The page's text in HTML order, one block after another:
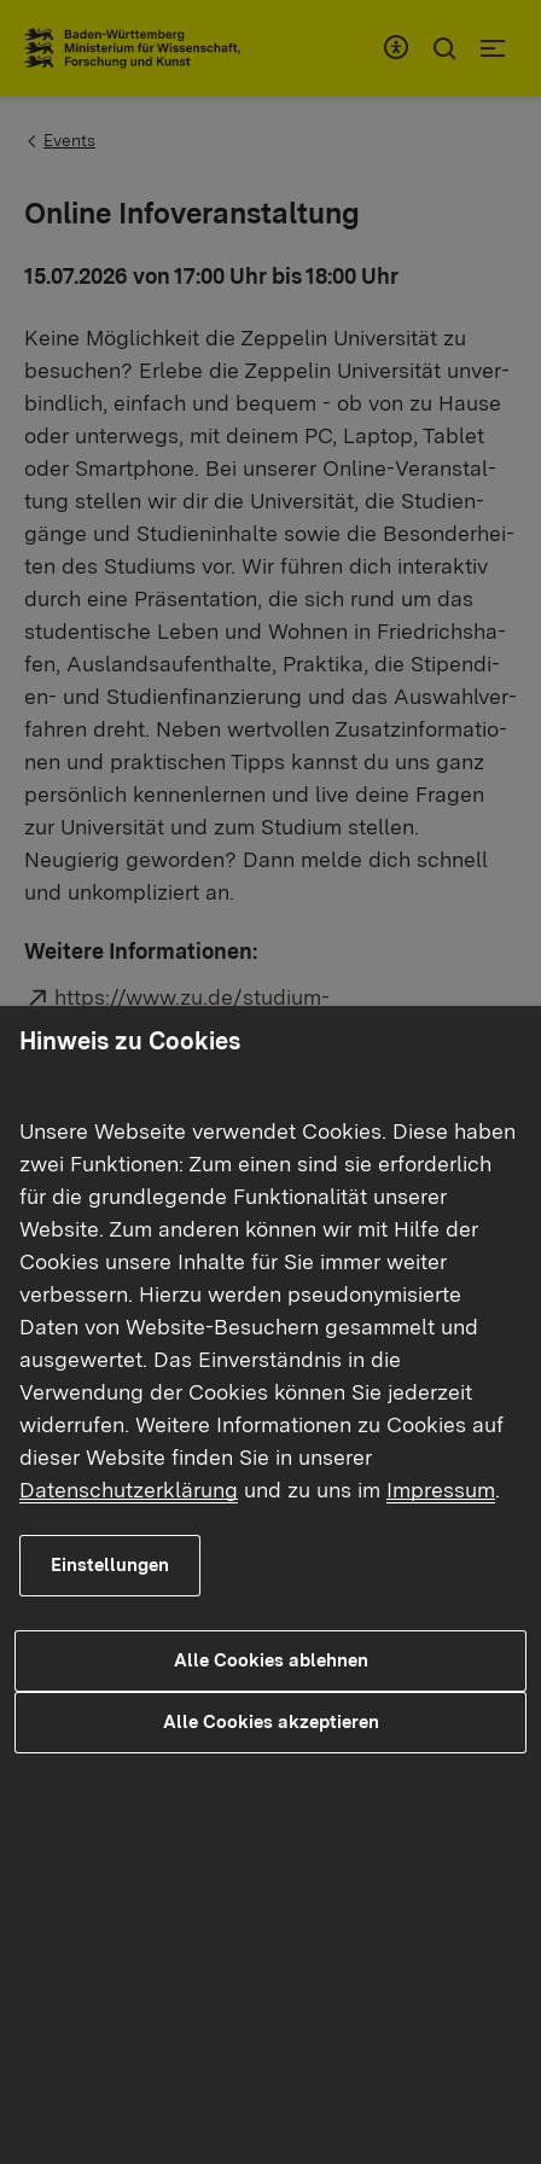
You are here:
Events
Online Infoveranstaltung
15.07.2026 von 17:00 Uhr bis 18:00 Uhr
Keine Möglichkeit die Zeppelin Universität zu
besuchen? Er­le­be die Zep­pe­lin Uni­ver­si­tät un­ver­
bind­lich, ein­fach und be­quem - ob von zu Hause
oder un­ter­wegs, mit deinem PC, Lap­top, Ta­blet
oder Smart­pho­ne. Bei un­se­rer On­line-Ver­an­stal­
tung stel­len wir dir die Uni­ver­si­tät, die Stu­di­en­
gän­ge und Stu­di­en­in­hal­te sowie die Be­son­der­hei­
ten des Stu­di­ums vor. Wir füh­ren dich in­ter­ak­tiv
durch eine Prä­sen­ta­ti­on, die sich rund um das
stu­den­ti­sche Leben und Woh­nen in Fried­richs­ha­
fen, Aus­lands­auf­ent­hal­te, Prak­ti­ka, die Sti­pen­di­
en- und Stu­di­en­fi­nan­zie­rung und das Aus­wahl­ver­
fah­ren dreht. Neben wert­vol­len Zu­satz­in­for­ma­tio­
nen und prak­ti­schen Tipps kannst du uns ganz
per­sön­lich ken­nen­ler­nen und live deine Fra­gen
zur Uni­ver­si­tät und zum Stu­di­um stel­len.
Neugierig geworden? Dann melde dich schnell
und unkompliziert an.
Weitere Informationen:
Externer Link:
https://www.zu.de/studium-
erleben.php
Zurück zu den Studieninfotagen
Kontakt
Zeppelin Universität
Adresse:
Fallenbrunnen 3
88045 Friedrichshafen
Tel.: Link auf Telefonnummer:
0754160092000
Mail:
Link auf E-Mail:
erleben@zu.de
Externer Link:
Standort
Hinweis zu Cookies
Unsere Webseite verwendet Cookies. Diese haben
zwei Funktionen: Zum einen sind sie erforderlich
für die grundlegende Funktionalität unserer
Website. Zum anderen können wir mit Hilfe der
Cookies unsere Inhalte für Sie immer weiter
verbessern. Hierzu werden pseudonymisierte
Daten von Website-Besuchern gesammelt und
ausgewertet. Das Einverständnis in die
Verwendung der Cookies können Sie jederzeit
widerrufen. Weitere Informationen zu Cookies auf
dieser Website finden Sie in unserer
Datenschutzerklärung und zu uns im Impressum.
Einstellungen
Alle Cookies ablehnen
Alle Cookies akzeptieren